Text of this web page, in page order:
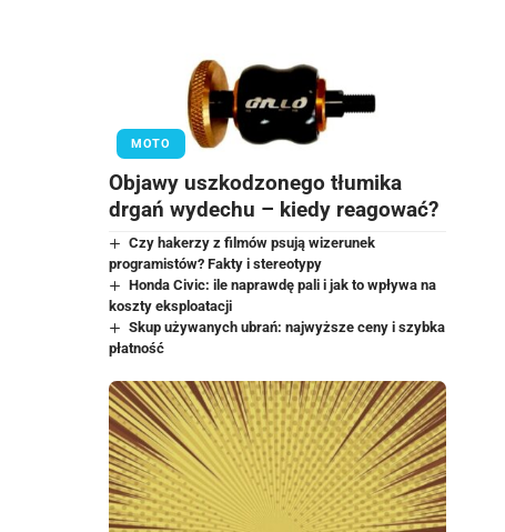
MOTO
Objawy uszkodzonego tłumika
drgań wydechu – kiedy reagować?
Czy hakerzy z filmów psują wizerunek
programistów? Fakty i stereotypy
Honda Civic: ile naprawdę pali i jak to wpływa na
koszty eksploatacji
Skup używanych ubrań: najwyższe ceny i szybka
płatność